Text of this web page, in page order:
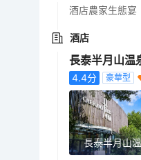
酒店農家生態宴
酒店
長泰半月山温
4.4分 豪華型
長泰半月山